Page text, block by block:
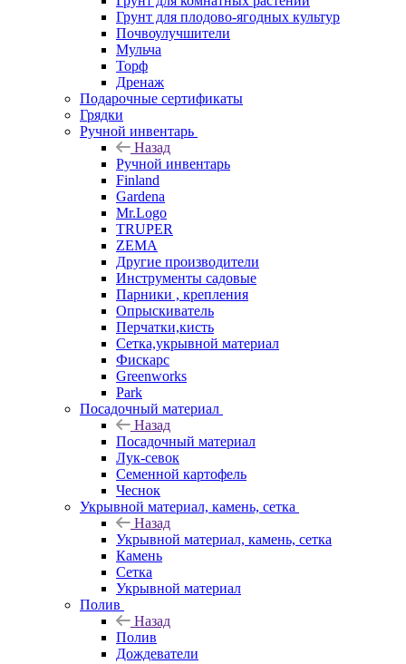
Грунт для плодово-ягодных культур
Почвоулучшители
Мульча
Торф
Дренаж
Подарочные сертификаты
Грядки
Ручной инвентарь
Назад
Ручной инвентарь
Finland
Gardena
Mr.Logo
TRUPER
ZEMA
Другие производители
Инструменты садовые
Парники , крепления
Опрыскиватель
Перчатки,кисть
Сетка,укрывной материал
Фискарс
Greenworks
Park
Посадочный материал
Назад
Посадочный материал
Лук-севок
Семенной картофель
Чеснок
Укрывной материал, камень, сетка
Назад
Укрывной материал, камень, сетка
Камень
Сетка
Укрывной материал
Полив
Назад
Полив
Дождеватели